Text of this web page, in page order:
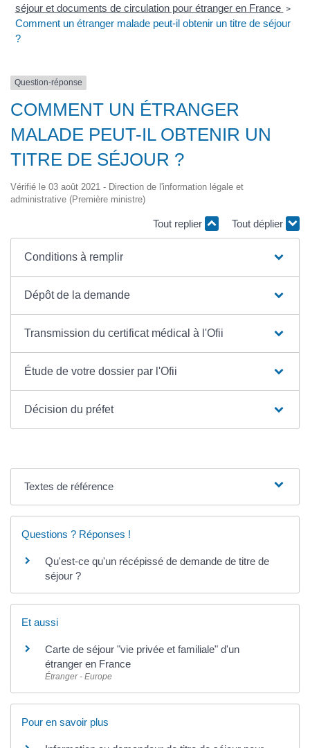
séjour et documents de circulation pour étranger en France >
Comment un étranger malade peut-il obtenir un titre de séjour
?
Question-réponse
COMMENT UN ÉTRANGER
MALADE PEUT-IL OBTENIR UN
TITRE DE SÉJOUR ?
Vérifié le 03 août 2021 - Direction de l'information légale et
administrative (Première ministre)
Tout replier Tout déplier
Conditions à remplir
Dépôt de la demande
Transmission du certificat médical à l'Ofii
Étude de votre dossier par l'Ofii
Décision du préfet
Textes de référence
Questions ? Réponses !
Qu'est-ce qu'un récépissé de demande de titre de
séjour ?
Et aussi
Carte de séjour "vie privée et familiale" d'un
étranger en France
Étranger - Europe
Pour en savoir plus